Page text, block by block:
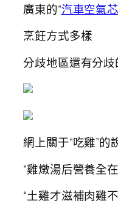
廣東的“汽車空氣芯
烹飪方式多樣
分歧地區還有分
網上關于“吃雞”的
“雞燉湯后營養全
“土雞才滋補肉雞